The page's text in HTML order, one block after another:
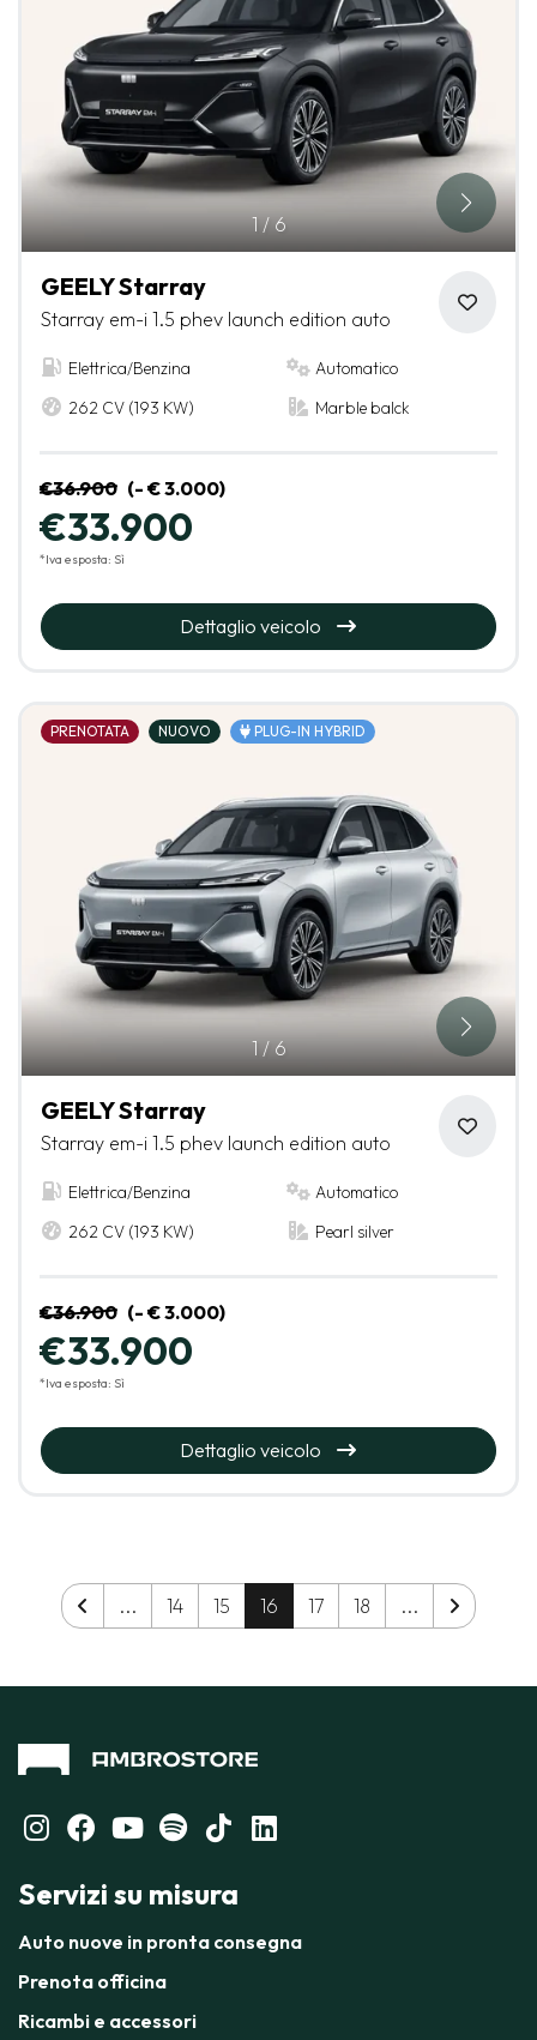
1/6
GEELY Starray
Starray em-i 1.5 phev launch edition auto
Elettrica/Benzina
Automatico
262 CV (193 KW)
Marble balck
€36.900 (- € 3.000)
€33.900
*Iva esposta: Sì
Dettaglio veicolo
1/6
PRENOTATA NUOVO PLUG-IN HYBRID
GEELY Starray
Starray em-i 1.5 phev launch edition auto
Elettrica/Benzina
Automatico
262 CV (193 KW)
Pearl silver
€36.900 (- € 3.000)
€33.900
*Iva esposta: Sì
Dettaglio veicolo
... 14 15 16 17 18 ...
Servizi su misura
Auto nuove in pronta consegna
Prenota officina
Ricambi e accessori